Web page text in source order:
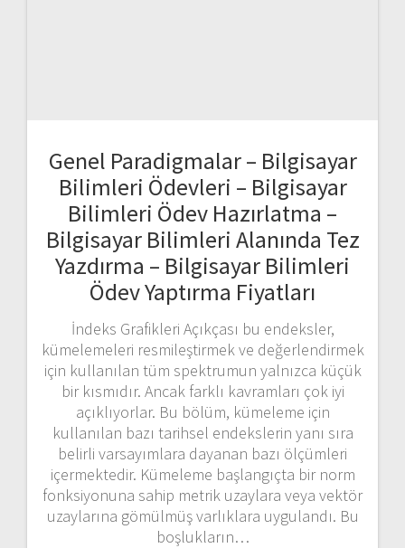
Genel Paradigmalar – Bilgisayar
Bilimleri Ödevleri – Bilgisayar
Bilimleri Ödev Hazırlatma –
Bilgisayar Bilimleri Alanında Tez
Yazdırma – Bilgisayar Bilimleri
Ödev Yaptırma Fiyatları
İndeks Grafikleri Açıkçası bu endeksler,
kümelemeleri resmileştirmek ve değerlendirmek
için kullanılan tüm spektrumun yalnızca küçük
bir kısmıdır. Ancak farklı kavramları çok iyi
açıklıyorlar. Bu bölüm, kümeleme için
kullanılan bazı tarihsel endekslerin yanı sıra
belirli varsayımlara dayanan bazı ölçümleri
içermektedir. Kümeleme başlangıçta bir norm
fonksiyonuna sahip metrik uzaylara veya vektör
uzaylarına gömülmüş varlıklara uygulandı. Bu
boşlukların…